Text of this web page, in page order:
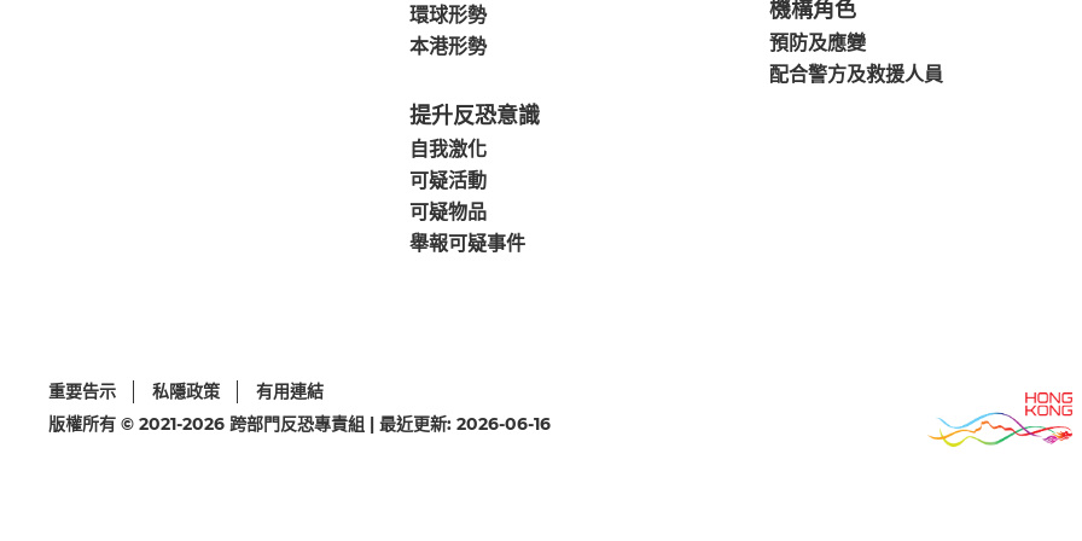
環球形勢
本港形勢
提升反恐意識
自我激化
可疑活動
可疑物品
舉報可疑事件
機構角色
預防及應變
配合警方及救援人員
重要告示 私隱政策
有用連結
版權所有 © 2021-2026 跨部門反恐專責組 | 最近更新: 2026-06-16